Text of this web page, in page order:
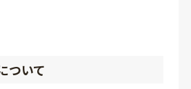
ついて